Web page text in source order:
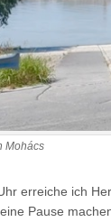
Mohács
erreiche ich
Pause